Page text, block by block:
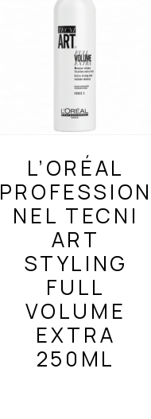
L’ORÉAL
PROFESSION
NEL TECNI
ART
STYLING
FULL
VOLUME
EXTRA
250ML